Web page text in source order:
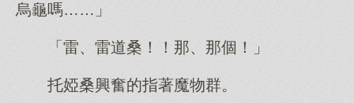
烏龜嗎……」
「雷、雷道桑！！那、那個！」
托婭桑興奮的指著魔物群。